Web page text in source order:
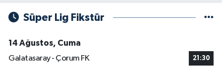
Süper Lig Fikstür
14 Ağustos, Cuma
Galatasaray - Çorum FK
21:30